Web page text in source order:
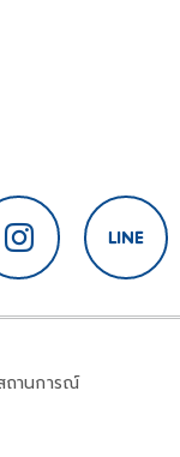
ถานการณ์